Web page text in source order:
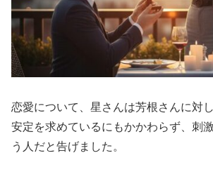
恋愛について、星さんは芳根さんに対
安定を求めているにもかかわらず、刺
う人だと告げました。